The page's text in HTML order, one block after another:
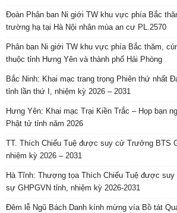
Đoàn Phân ban Ni giới TW khu vực phía Bắc
trường hạ tại Hà Nội nhân mùa an cư PL.2570
Phân ban Ni giới TW khu vực phía Bắc thăm,
thuộc tỉnh Hưng Yên và thành phố Hải Phòng
Bắc Ninh: Khai mạc trang trọng Phiên thứ nhất
tỉnh lần thứ I, nhiệm kỳ 2026 – 2031
Hưng Yên: Khai mạc Trại Kiền Trắc – Họp bạn
Phật tử tỉnh năm 2026
TT. Thích Chiếu Tuệ được suy cử Trưởng BTS
nhiệm kỳ 2026 – 2031
Hà Tĩnh: Thượng tọa Thích Chiếu Tuệ được
sự GHPGVN tỉnh, nhiệm kỳ 2026-2031
Đêm lễ Ngũ Bách Danh kính mừng vía Bồ tát